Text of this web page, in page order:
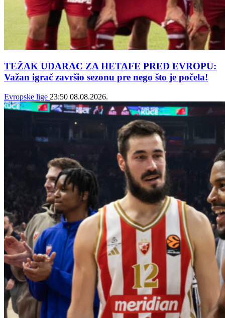
TEŽAK UDARAC ZA HETAFE PRED EVROPU:
Važan igrač završio sezonu pre nego što je počela!
Evropske lige 23:50 08.08.2026.